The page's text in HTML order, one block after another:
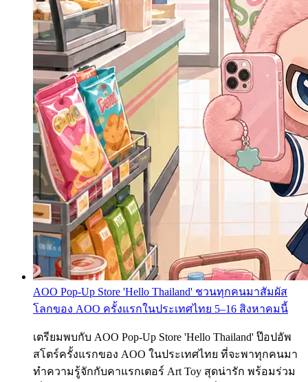
AOO Pop-Up Store 'Hello Thailand' ชวนทุกคนมาสัมผัส
โลกของ AOO ครั้งแรกในประเทศไทย 5–16 สิงหาคมนี้
เตรียมพบกับ AOO Pop-Up Store 'Hello Thailand' ป๊อปอัพ
สโตร์ครั้งแรกของ AOO ในประเทศไทย ที่จะพาทุกคนมา
ทำความรู้จักกับคาแรกเตอร์ Art Toy สุดน่ารัก พร้อมร่วม